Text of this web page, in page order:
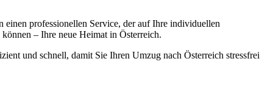
einen professionellen Service, der auf Ihre individuellen
– Ihre neue Heimat in Österreich.
und schnell, damit Sie Ihren Umzug nach Österreich stressfrei